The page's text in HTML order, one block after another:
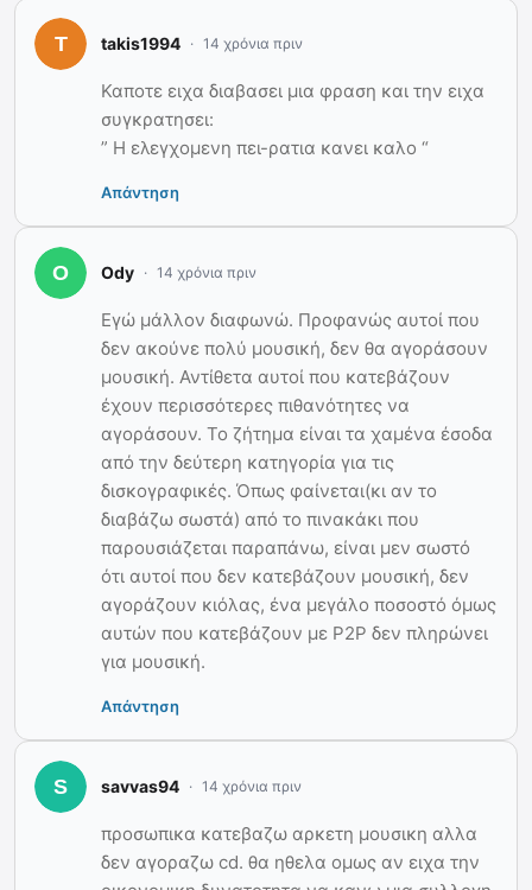
takis1994 14 χρόνια πριν
Καποτε ειχα διαβασει μια φραση και την ειχα
συγκρατησει:
” Η ελεγχομενη πει-ρατια κανει καλο “
Απάντηση
Ody 14 χρόνια πριν
Εγώ μάλλον διαφωνώ. Προφανώς αυτοί που
δεν ακούνε πολύ μουσική, δεν θα αγοράσουν
μουσική. Αντίθετα αυτοί που κατεβάζουν
έχουν περισσότερες πιθανότητες να
αγοράσουν. Το ζήτημα είναι τα χαμένα έσοδα
από την δεύτερη κατηγορία για τις
δισκογραφικές. Όπως φαίνεται(κι αν το
διαβάζω σωστά) από το πινακάκι που
παρουσιάζεται παραπάνω, είναι μεν σωστό
ότι αυτοί που δεν κατεβάζουν μουσική, δεν
αγοράζουν κιόλας, ένα μεγάλο ποσοστό όμως
αυτών που κατεβάζουν με P2P δεν πληρώνει
για μουσική.
Απάντηση
savvas94 14 χρόνια πριν
προσωπικα κατεβαζω αρκετη μουσικη αλλα
δεν αγοραζω cd. θα ηθελα ομως αν ειχα την